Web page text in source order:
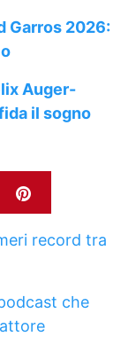
Garros 2026:
Auger-
il sogno
record tra
che